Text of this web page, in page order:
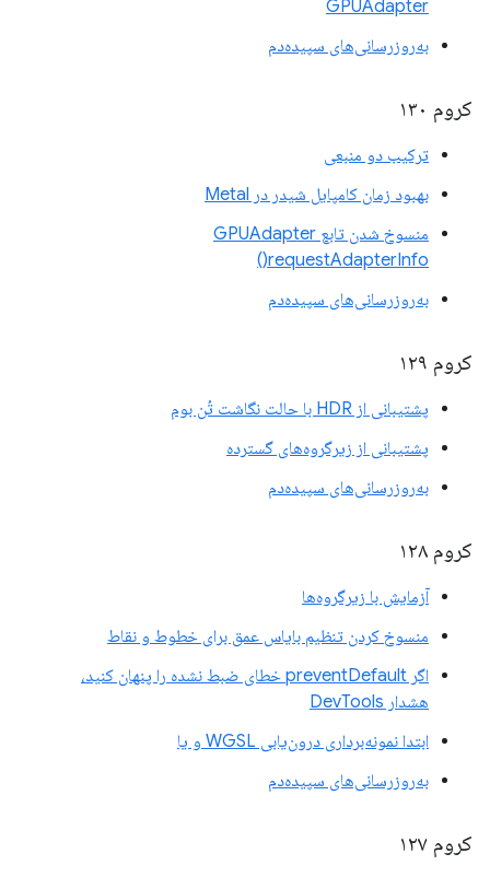
GPUAdapter
به‌روزرسانی‌های سپیده‌دم
کروم ۱۳۰
ترکیب دو منبعی
بهبود زمان کامپایل شیدر در Metal
منسوخ شدن تابع GPUAdapter
requestAdapterInfo()
به‌روزرسانی‌های سپیده‌دم
کروم ۱۲۹
پشتیبانی از HDR با حالت نگاشت تُن بوم
پشتیبانی از زیرگروه‌های گسترده
به‌روزرسانی‌های سپیده‌دم
کروم ۱۲۸
آزمایش با زیرگروه‌ها
منسوخ کردن تنظیم بایاس عمق برای خطوط و نقاط
اگر preventDefault خطای ضبط نشده را پنهان کنید،
هشدار DevTools
ابتدا نمونه‌برداری درون‌یابی WGSL و یا
به‌روزرسانی‌های سپیده‌دم
کروم ۱۲۷